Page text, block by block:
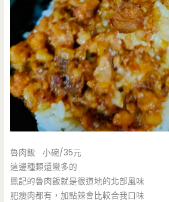
魯肉飯 小碗/35元
這邊種類還蠻多的
鳳記的魯肉飯就是很道地的北部風味
肥瘦肉都有，加點辣會比較合我口味